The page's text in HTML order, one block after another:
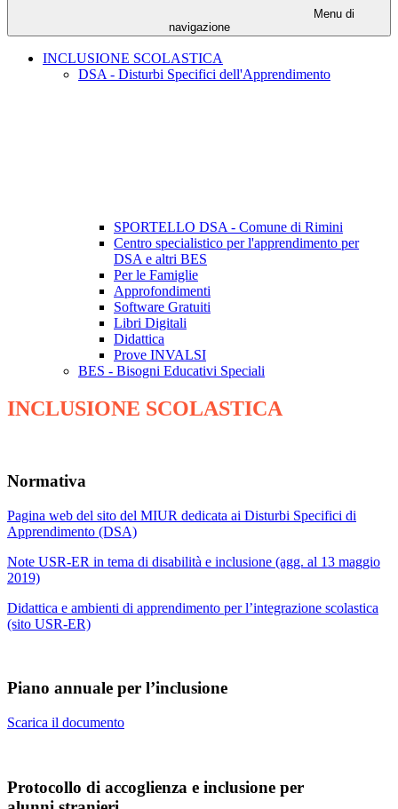
Menu di
navigazione
INCLUSIONE SCOLASTICA
DSA - Disturbi Specifici dell'Apprendimento
SPORTELLO DSA - Comune di Rimini
Centro specialistico per l'apprendimento per
DSA e altri BES
Per le Famiglie
Approfondimenti
Software Gratuiti
Libri Digitali
Didattica
Prove INVALSI
BES - Bisogni Educativi Speciali
INCLUSIONE SCOLASTICA
Normativa
Pagina web del sito del MIUR dedicata ai Disturbi Specifici di
Apprendimento (DSA)
Note USR-ER in tema di disabilità e inclusione (agg. al 13 maggio
2019)
Didattica e ambienti di apprendimento per l’integrazione scolastica
(sito USR-ER)
Piano annuale per l’inclusione
Scarica il documento
Protocollo di accoglienza e inclusione per